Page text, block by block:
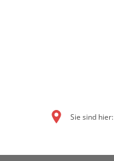
Sie sind hier: